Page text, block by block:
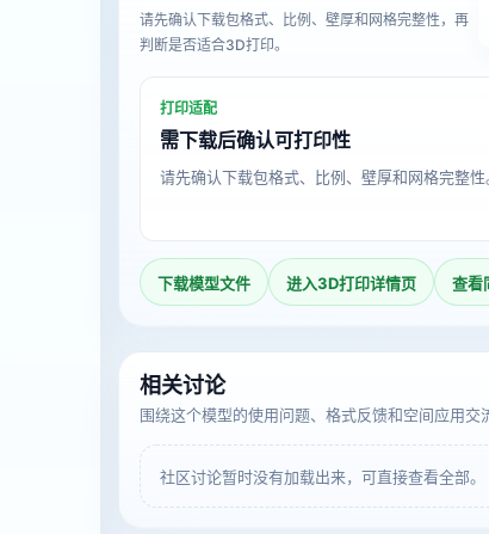
请先确认下载包格式、比例、壁厚和网格完整性，再
判断是否适合3D打印。
打印适配
需下载后确认可打印性
请先确认下载包格式、比例、壁厚和网格完整性
下载模型文件 进入3D打印详情页 查看
相关讨论
围绕这个模型的使用问题、格式反馈和空间应用交
社区讨论暂时没有加载出来，可直接查看全部。